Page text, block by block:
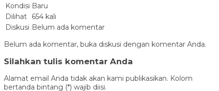
Kondisi Baru
Dilihat
654 kali
Diskusi Belum ada komentar
Belum ada komentar, buka diskusi dengan komentar Anda.
Silahkan tulis komentar Anda
Alamat email Anda tidak akan kami publikasikan. Kolom
bertanda bintang (*) wajib diisi.